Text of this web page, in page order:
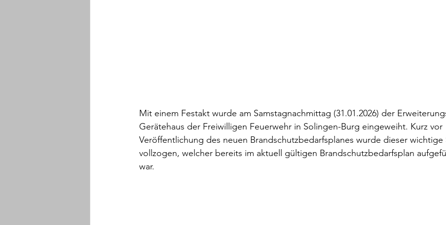
Mit einem Festakt wurde am Samstagnachmittag (31.01.2026) der
Gerätehaus der Freiwilligen Feuerwehr in Solingen-Burg eingeweiht. Kurz vor
Veröffentlichung des neuen Brandschutzbedarfsplanes wurde dieser wichtige
vollzogen, welcher bereits im aktuell gültigen Brandschutzbedarfsplan
war.